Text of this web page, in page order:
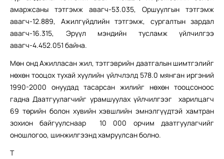
амаржсаны тэтгэмж авагч-53.035, Оршуулгын тэтгэмж
авагч-12.889, Ажилгүйдлийн тэтгэмж, сургалтын зардал
авагч-16.315, Эрүүл мэндийн тусламж үйлчилгээ
авагч-4.452.051 байна.
Мөн онд Ажилласан жил, тэтгэврийн даатгалын шимтгэлийг
нөхөн тооцох тухай хуулийн үйлчлэлд 578.0 мянган иргэний
1990-2000 онуудад тасарсан жилийг нөхөн тооцсоноос
гадна Даатгуулагчийг урамшуулах үйлчилгээг харилцагч
69 төрийн болон хувийн хэвшлийн эмнэлгүүдтэй хамтран
зохион байгуулснаар 10 000 орчим даатгуулагчийг
оношлогоо, шинжилгээнд хамруулсан болно.
Т